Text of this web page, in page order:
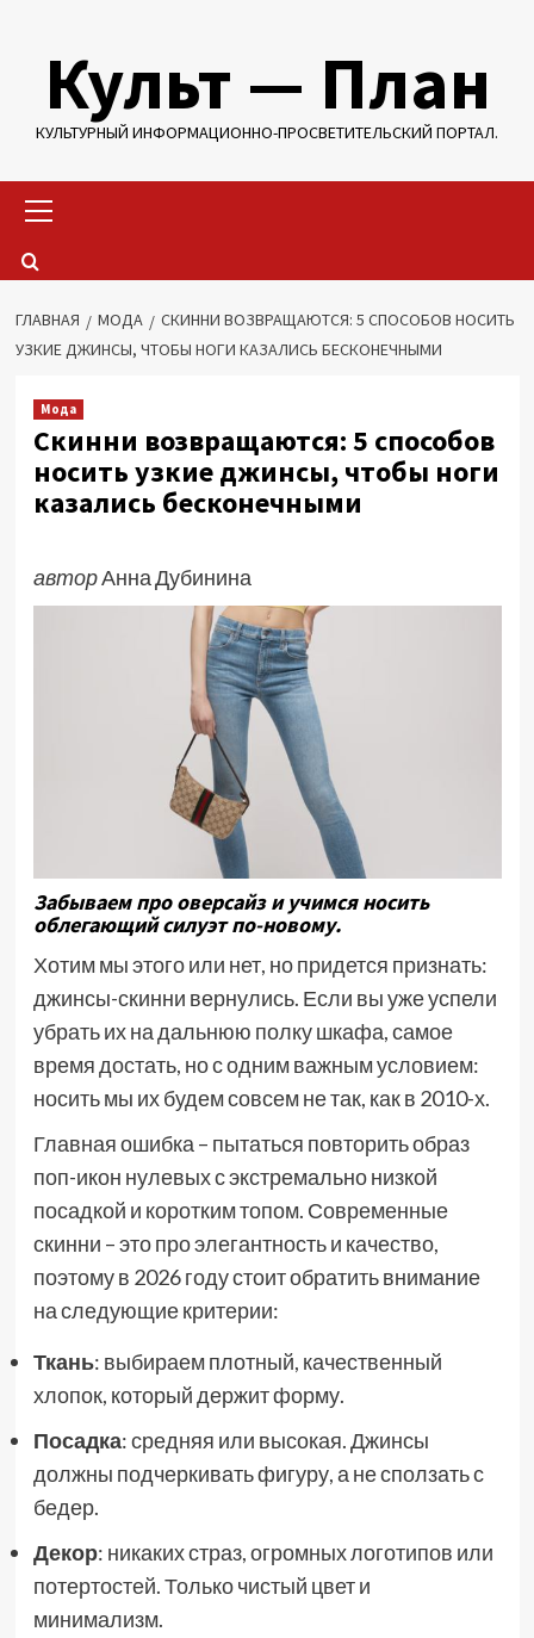
содержимому
Культ — План
КУЛЬТУРНЫЙ ИНФОРМАЦИОННО-ПРОСВЕТИТЕЛЬСКИЙ ПОРТАЛ.
меню
ГЛАВНАЯ МОДА
СКИННИ ВОЗВРАЩАЮТСЯ: 5 СПОСОБОВ НОСИТЬ
УЗКИЕ ДЖИНСЫ, ЧТОБЫ НОГИ КАЗАЛИСЬ БЕСКОНЕЧНЫМИ
Мода
Скинни возвращаются: 5 способов
носить узкие джинсы, чтобы ноги
казались бесконечными
авторАнна Дубинина
Забываем про оверсайз и учимся носить
облегающий силуэт по-новому.
Хотим мы этого или нет, но придется признать:
джинсы-скинни вернулись. Если вы уже успели
убрать их на дальнюю полку шкафа, самое
время достать, но с одним важным условием:
носить мы их будем совсем не так, как в 2010-х.
Главная ошибка – пытаться повторить образ
поп-икон нулевых с экстремально низкой
посадкой и коротким топом. Современные
скинни – это про элегантность и качество,
поэтому в 2026 году стоит обратить внимание
на следующие критерии:
Ткань: выбираем плотный, качественный
хлопок, который держит форму.
Посадка: средняя или высокая. Джинсы
должны подчеркивать фигуру, а не сползать с
бедер.
Декор: никаких страз, огромных логотипов или
потертостей. Только чистый цвет и
минимализм.